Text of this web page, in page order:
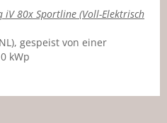
iV 80x Sportline (Voll-Elektrisch
gespeist von einer
kWp